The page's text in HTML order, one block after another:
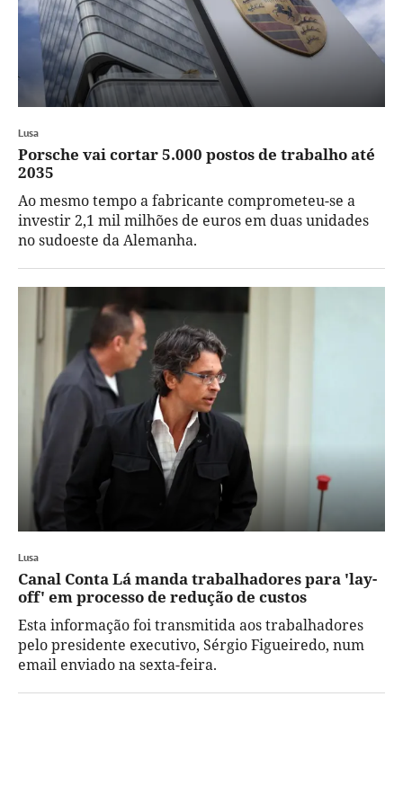
Lusa
Porsche vai cortar 5.000 postos de trabalho até
2035
Ao mesmo tempo a fabricante comprometeu-se a
investir 2,1 mil milhões de euros em duas unidades
no sudoeste da Alemanha.
Lusa
Canal Conta Lá manda trabalhadores para 'lay-
off' em processo de redução de custos
Esta informação foi transmitida aos trabalhadores
pelo presidente executivo, Sérgio Figueiredo, num
email enviado na sexta-feira.